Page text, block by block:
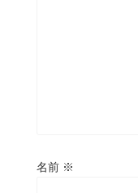
名前 ※